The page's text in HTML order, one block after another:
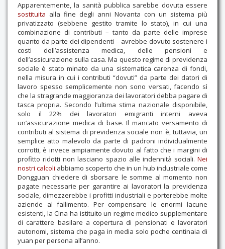
Apparentemente, la sanità pubblica sarebbe dovuta essere
sostituita alla fine degli anni Novanta con un sistema più
privatizzato (sebbene gestito tramite lo stato), in cui una
combinazione di contributi – tanto da parte delle imprese
quanto da parte dei dipendenti – avrebbe dovuto sostenere i
costi dell’assistenza medica, delle pensioni e
dell’assicurazione sulla casa. Ma questo regime di previdenza
sociale è stato minato da una sistematica carenza di fondi,
nella misura in cui i contributi “dovuti” da parte dei datori di
lavoro spesso semplicemente non sono versati, facendo sì
che la stragrande maggioranza dei lavoratori debba pagare di
tasca propria. Secondo l’ultima stima nazionale disponibile,
solo il 22% dei lavoratori emigranti interni aveva
un’assicurazione medica di base. Il mancato versamento di
contributi al sistema di previdenza sociale non è, tuttavia, un
semplice atto malevolo da parte di padroni individualmente
corrotti, è invece ampiamente dovuto al fatto che i margini di
profitto ridotti non lasciano spazio alle indennità sociali. Nei
nostri calcoli abbiamo scoperto che in un hub industriale come
Dongguan chiedere di sborsare le somme al momento non
pagate necessarie per garantire ai lavoratori la previdenza
sociale, dimezzerebbe i profitti industriali e porterebbe molte
aziende al fallimento. Per compensare le enormi lacune
esistenti, la Cina ha istituito un regime medico supplementare
di carattere basilare a copertura di pensionati e lavoratori
autonomi, sistema che paga in media solo poche centinaia di
yuan per persona all’anno.